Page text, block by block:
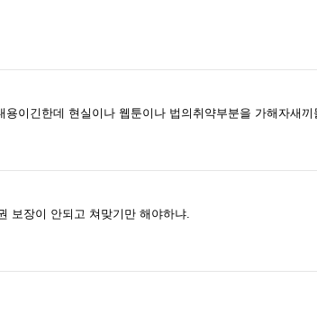
이긴한데 현실이나 웹툰이나 법의취약부분을 가해자새
보장이 안되고 쳐맞기만 해야하냐.